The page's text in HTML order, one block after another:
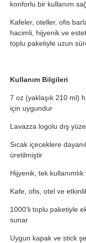
konforlu bir kullanım
Kafeler, oteller, ofis
hacimli, hijyenik ve
toplu paketiyle uzun
Kullanım Bilgileri
7 oz (yaklaşık 210 ml)
için uygundur
Lavazza logolu dış
Sıcak içeceklere
üretilmiştir
Hijyenik, tek
Kafe, ofis, otel ve
1000’li toplu paketiyle
sunar
Uygun kapak ve stick